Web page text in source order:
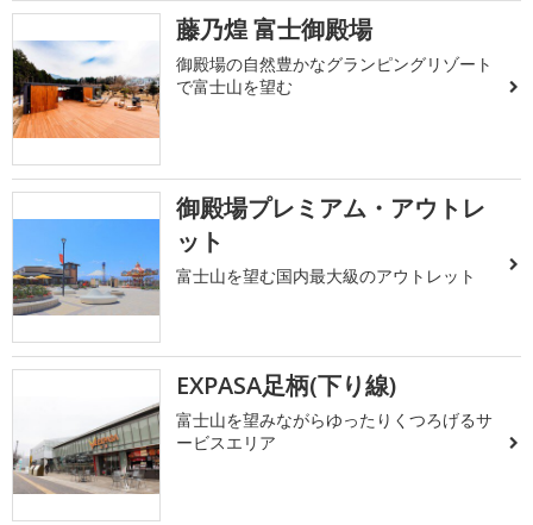
藤乃煌 富士御殿場
御殿場の自然豊かなグランピングリゾート
で富士山を望む
御殿場プレミアム・アウトレ
ット
富士山を望む国内最大級のアウトレット
EXPASA足柄(下り線)
富士山を望みながらゆったりくつろげるサ
ービスエリア